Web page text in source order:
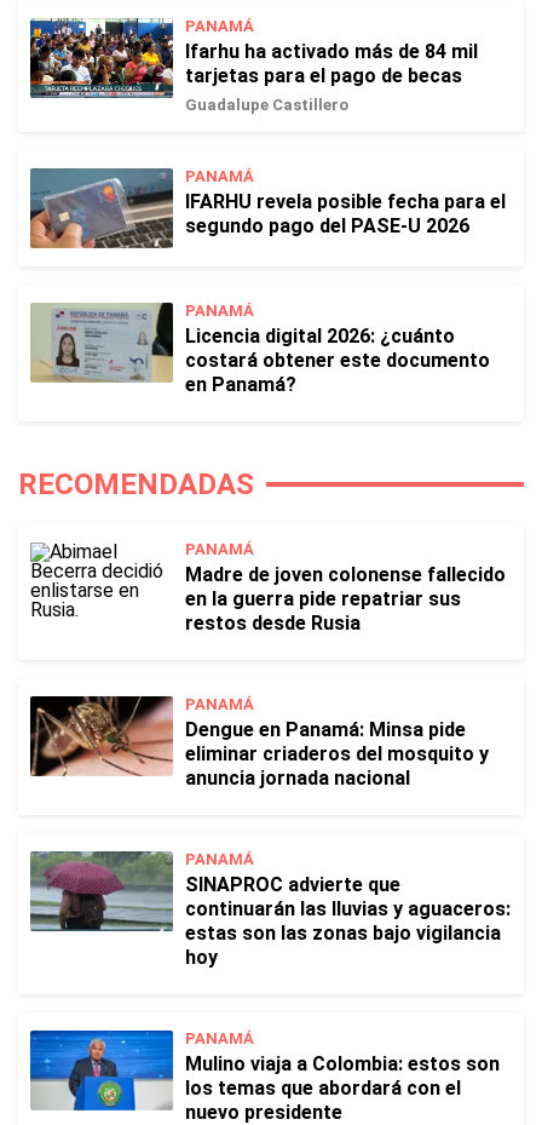
PANAMÁ
Ifarhu ha activado más de 84 mil
tarjetas para el pago de becas
Guadalupe Castillero
PANAMÁ
IFARHU revela posible fecha para el
segundo pago del PASE-U 2026
PANAMÁ
Licencia digital 2026: ¿cuánto
costará obtener este documento
en Panamá?
RECOMENDADAS
PANAMÁ
Madre de joven colonense fallecido
en la guerra pide repatriar sus
restos desde Rusia
PANAMÁ
Dengue en Panamá: Minsa pide
eliminar criaderos del mosquito y
anuncia jornada nacional
PANAMÁ
SINAPROC advierte que
continuarán las lluvias y aguaceros:
estas son las zonas bajo vigilancia
hoy
PANAMÁ
Mulino viaja a Colombia: estos son
los temas que abordará con el
nuevo presidente